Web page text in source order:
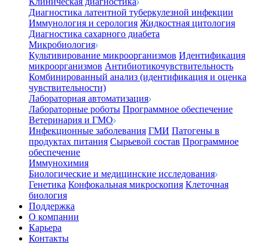
Диагностика латентной туберкулезной инфекции
Иммунология и серология Жидкостная цитология
Диагностика сахарного диабета
Микробиология
Культивирование микроорганизмов Идентификация
микроорганизмов Антибиотикочувствительность
Комбинированный анализ (идентификация и оценка
чувствительности)
Лабораторная автоматизация
Лабораторные роботы Программное обеспечение
Ветеринария и ГМО
Инфекционные заболевания ГМИ Патогены в
продуктах питания Сырьевой состав Программное
обеспечение
Иммунохимия
Биологические и медицинские исследования
Генетика Конфокальная микроскопия Клеточная
биология
Поддержка
О компании
Карьера
Контакты